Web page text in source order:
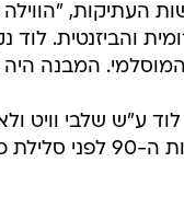
העתיקות,
והביזנטית. לוד
המבנה
ע"ש שלבי וויט
של רשות העתיקות על עבודות